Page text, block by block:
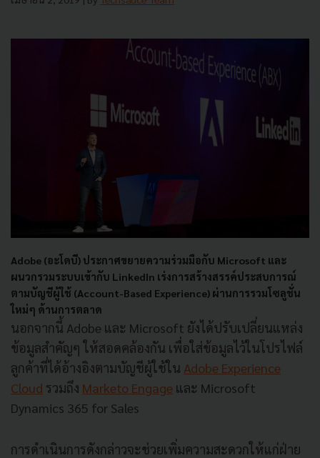
Adobe (อะโดบี) ประกาศขยายความร่วมมือกับ Microsoft และ
ผนวกรวมระบบเข้ากับ LinkedIn เร่งการสร้างสรรค์ประสบการณ์
ตามบัญชีผู้ใช้ (Account-Based Experience) ผ่านการรวมโซลูชั่น
ใหม่ๆ ด้านการตลาด
นอกจากนี้ Adobe และ Microsoft ยังได้ปรับเปลี่ยนแหล่ง
ข้อมูลสำคัญๆ ให้สอดคล้องกัน เพื่อใส่ข้อมูลไว้ในโปรไฟล์
ลูกค้าที่ได้อ้างอิงตามบัญชีผู้ใช้ใน Adobe Experience
Cloud รวมถึง Marketo Engage และ Microsoft
Dynamics 365 for Sales
การดำเนินการดังกล่าวจะช่วยเพิ่มความสะดวกให้แก่ฝ่าย